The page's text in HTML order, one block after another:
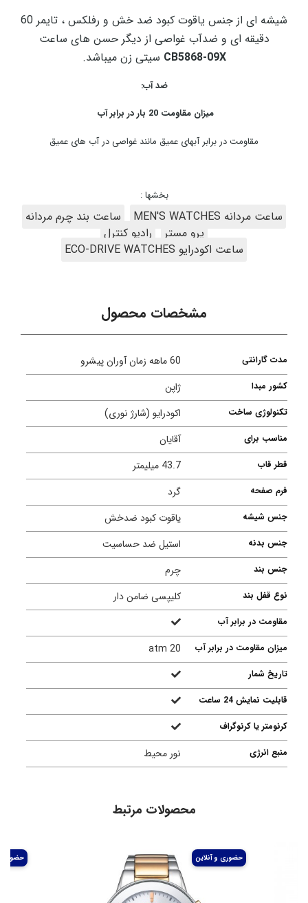
شیشه ای از جنس یاقوت کبود ضد خش و رفلکس ، تایمر 60
دقیقه ای و ضدآب غواصی از دیگر حسن های ساعت
CB5868-09X سیتی زن میباشد.
ضد آب:
میزان مقاومت 20 بار در برابر آب
مقاومت در برابر آبهای عمیق مانند غواصی در آب های عمیق
بخشها :
ساعت مردانه MEN'S WATCHES
ساعت بند چرم مردانه
پرو مستر
رادیو کنترل
ساعت اکودرایو ECO-DRIVE WATCHES
مشخصات محصول
مدت گارانتی 60 ماهه زمان آوران پیشرو
کشور مبدا ژاپن
تکنولوژی ساخت اکودرایو (شارژ نوری)
مناسب برای آقایان
قطر قاب 43.7 میلیمتر
فرم صفحه گرد
جنس شیشه یاقوت کبود ضدخش
جنس بدنه استیل ضد حساسیت
جنس بند چرم
نوع قفل بند کلیپسی ضامن دار
مقاومت در برابر آب
میزان مقاومت در برابر آب
20 atm
تاریخ شمار
قابلیت نمایش 24 ساعت
کرنومتر یا کرنوگراف
منبع انرژی
نور محیط
محصولات مرتبط